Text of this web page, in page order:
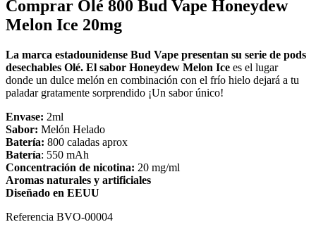
Comprar Olé 800 Bud Vape Honeydew
Melon Ice 20mg
La marca estadounidense Bud Vape presentan su serie de pods
desechables Olé. El sabor Honeydew Melon Ice es el lugar
donde un dulce melón en combinación con el frío hielo dejará a tu
paladar gratamente sorprendido ¡Un sabor único!
Envase: 2ml
Sabor: Melón Helado
Batería: 800 caladas aprox
Batería: 550 mAh
Concentración de nicotina: 20 mg/ml
Aromas naturales y artificiales
Diseñado en EEUU
Referencia BVO-00004